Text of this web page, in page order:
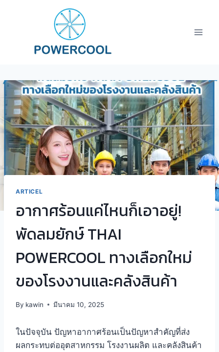
ARTICEL
อากาศร้อนแค่ไหนก็เอาอยู่!
พัดลมยักษ์ THAI
POWERCOOL ทางเลือกใหม่
ของโรงงานและคลังสินค้า
By kawin มีนาคม 10, 2025
ในปัจจุบัน ปัญหาอากาศร้อนเป็นปัญหาสำคัญที่ส่ง
ผลกระทบต่ออุตสาหกรรม โรงงานผลิต และคลังสินค้า